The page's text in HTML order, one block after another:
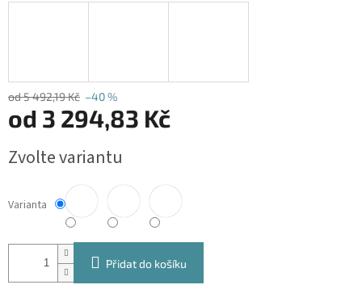
od 5 492,19 Kč –40 %
od 3 294,83 Kč
cena:
Zvolte variantu
Varianta
Přidat do košíku